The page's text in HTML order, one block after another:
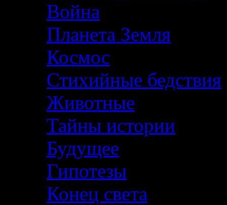
Война
Планета Земля
Космос
Стихийные бедствия
Животные
Тайны истории
Будущее
Гипотезы
Конец света